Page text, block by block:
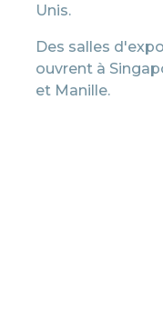
Unis.
Des salles
ouvrent à
et Manille.